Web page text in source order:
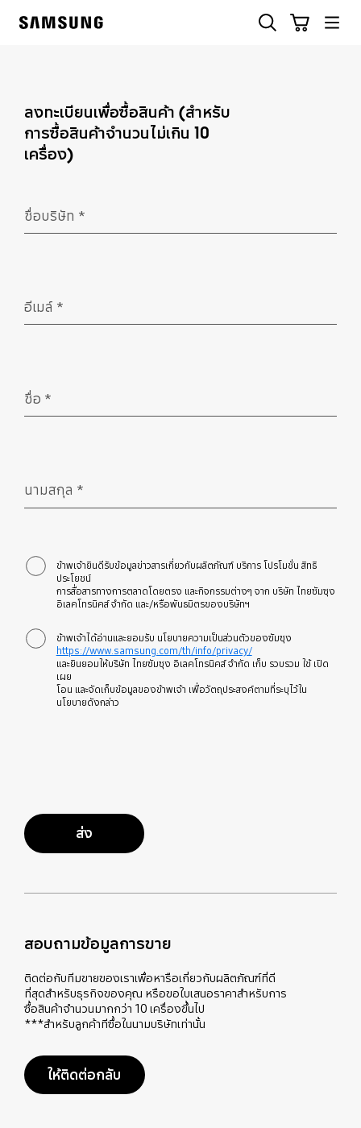
ลงทะเบียนเพื่อซื้อสินค้า (สำหรับ
การซื้อสินค้าจำนวนไม่เกิน 10
เครื่อง)
ชื่อบริษัท *
อีเมล์ *
ชื่อ *
นามสกุล *
ข้าพเจ้ายินดีรับข้อมูลข่าวสารเกี่ยวกับผลิตภัณฑ์ บริการ โปรโมชั่น สิทธิ
ประโยชน์
การสื่อสารทางการตลาดโดยตรง และกิจกรรมต่างๆ จาก บริษัท ไทยซัมซุง
อิเลคโทรนิคส์ จำกัด และ/หรือพันธมิตรของบริษัทฯ
ข้าพเจ้าได้อ่านและยอมรับ นโยบายความเป็นส่วนตัวของซัมซุง
https://www.samsung.com/th/info/privacy/
และยินยอมให้บริษัท ไทยซัมซุง อิเลคโทรนิคส์ จำกัด เก็บ รวบรวม ใช้ เปิด
เผย
โอน และจัดเก็บข้อมูลของข้าพเจ้า เพื่อวัตถุประสงค์ตามที่ระบุไว้ใน
นโยบายดังกล่าว
ส่ง
สอบถามข้อมูลการขาย
ติดต่อกับทีมขายของเราเพื่อหารือเกี่ยวกับผลิตภัณฑ์ที่ดี
ที่สุดสำหรับธุรกิจของคุณ หรือขอใบเสนอราคาสำหรับการ
ซื้อสินค้าจำนวนมากกว่า 10 เครื่องขึ้นไป
***สำหรับลูกค้าทีซื้อในนามบริษัทเท่านั้น
ให้ติดต่อกลับ